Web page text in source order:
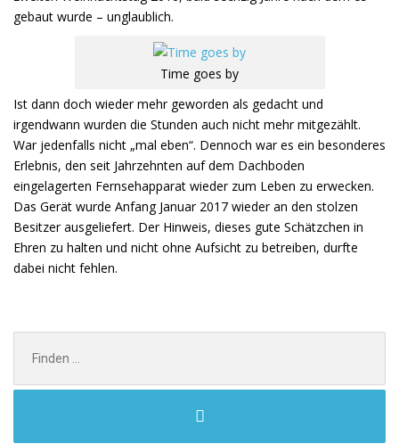
gebaut wurde – unglaublich.
Time goes by
Ist dann doch wieder mehr geworden als gedacht und
irgendwann wurden die Stunden auch nicht mehr mitgezählt.
War jedenfalls nicht „mal eben“. Dennoch war es ein besonderes
Erlebnis, den seit Jahrzehnten auf dem Dachboden
eingelagerten Fernsehapparat wieder zum Leben zu erwecken.
Das Gerät wurde Anfang Januar 2017 wieder an den stolzen
Besitzer ausgeliefert. Der Hinweis, dieses gute Schätzchen in
Ehren zu halten und nicht ohne Aufsicht zu betreiben, durfte
dabei nicht fehlen.
for: